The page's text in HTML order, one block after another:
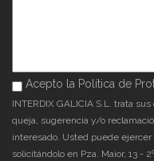
Acepto la Política de
Acepto la Política de
INTERDIX GALICIA S.L. trata
queja, sugerencia y/o
interesado. Usted puede
solicitándolo en Pza. Maior, 13 -